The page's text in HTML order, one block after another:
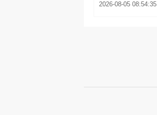
2026-08-05 08:54:35